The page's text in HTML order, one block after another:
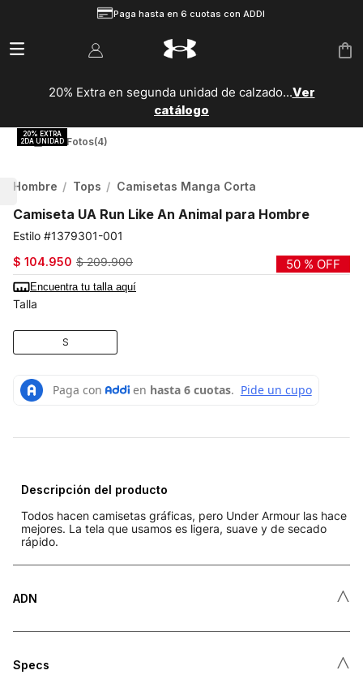
Paga hasta en 6 cuotas con ADDI
20% Extra en segunda unidad de calzado...Ver
catálogo
Ver Fotos(4)
Hombre Tops Camisetas Manga Corta
Camiseta UA Run Like An Animal para Hombre
1379301-001
$ 104.950 $ 209.900 50 % OFF
Encuentra tu talla aquí
Talla
S
Descripción del producto
Todos hacen camisetas gráficas, pero Under Armour las hace
mejores. La tela que usamos es ligera, suave y de secado
rápido.
ADN ˄
Specs ˄